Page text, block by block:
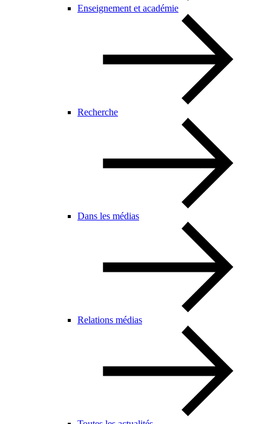
Enseignement et académie
Recherche
Dans les médias
Relations médias